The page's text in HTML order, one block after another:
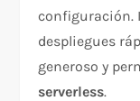
configuración.
despliegues
generoso y
serverless.